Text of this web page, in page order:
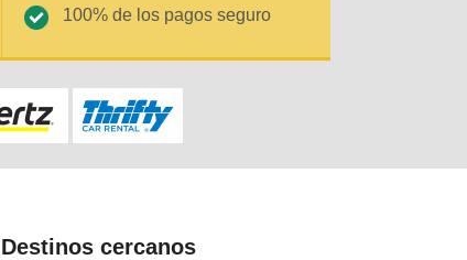
100% de los pagos seguro
Destinos cercanos